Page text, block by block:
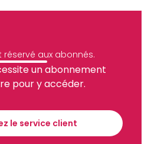
réservé aux abonnés.
un abonnement
pour y accéder.
le service client
économique et